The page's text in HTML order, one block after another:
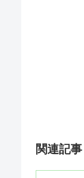
関連記事